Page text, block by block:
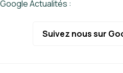
Google Actualités :
Suivez nous sur